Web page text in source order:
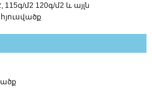
115գ/մ2 120գ/մ2 և այլն